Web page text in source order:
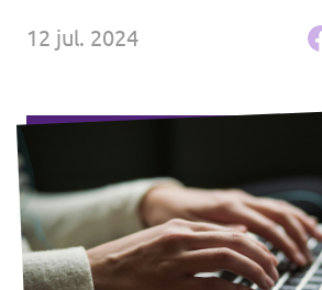
Doneer
Werken bij Volt
12 jul. 2024